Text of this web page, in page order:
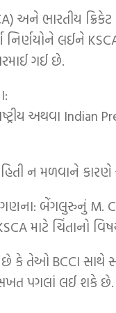
અને ભારતીય
નિર્ણયોને લઈને
ગઈ છે.
અથવા Indian
ન મળવાને
બેંગલુરુનું M.
માટે ચિંતાનો
કે તેઓ BCCI સાથે
સખત પગલાં લઈ શકે છે.